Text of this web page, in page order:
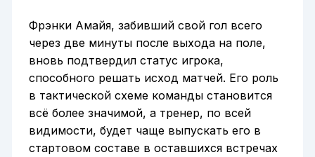
Фрэнки Амайя, забивший свой гол всего
через две минуты после выхода на поле,
вновь подтвердил статус игрока,
способного решать исход матчей. Его роль
в тактической схеме команды становится
всё более значимой, а тренер, по всей
видимости, будет чаще выпускать его в
стартовом составе в оставшихся встречах